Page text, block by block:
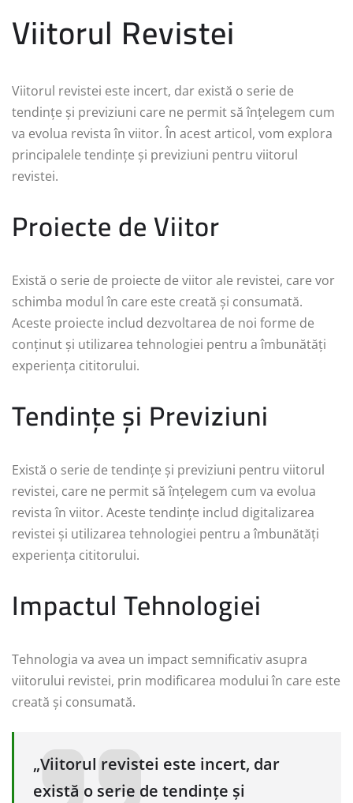
Viitorul Revistei
Viitorul revistei este incert, dar există o serie de
tendințe și previziuni care ne permit să înțelegem cum
va evolua revista în viitor. În acest articol, vom explora
principalele tendințe și previziuni pentru viitorul
revistei.
Proiecte de Viitor
Există o serie de proiecte de viitor ale revistei, care vor
schimba modul în care este creată și consumată.
Aceste proiecte includ dezvoltarea de noi forme de
conținut și utilizarea tehnologiei pentru a îmbunătăți
experiența cititorului.
Tendințe și Previziuni
Există o serie de tendințe și previziuni pentru viitorul
revistei, care ne permit să înțelegem cum va evolua
revista în viitor. Aceste tendințe includ digitalizarea
revistei și utilizarea tehnologiei pentru a îmbunătăți
experiența cititorului.
Impactul Tehnologiei
Tehnologia va avea un impact semnificativ asupra
viitorului revistei, prin modificarea modului în care este
creată și consumată.
„Viitorul revistei este incert, dar
există o serie de tendințe și